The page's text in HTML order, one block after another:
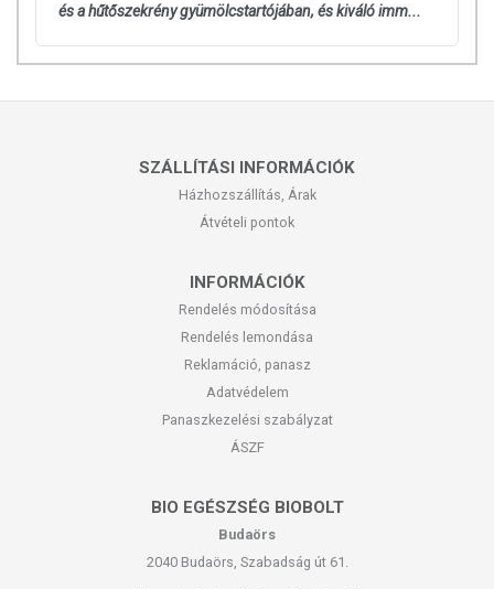
és a hűtőszekrény gyümölcstartójában, és kiváló imm...
SZÁLLÍTÁSI INFORMÁCIÓK
Házhozszállítás, Árak
Átvételi pontok
INFORMÁCIÓK
Rendelés módosítása
Rendelés lemondása
Reklamáció, panasz
Adatvédelem
Panaszkezelési szabályzat
ÁSZF
BIO EGÉSZSÉG BIOBOLT
Budaörs
2040 Budaörs, Szabadság út 61.